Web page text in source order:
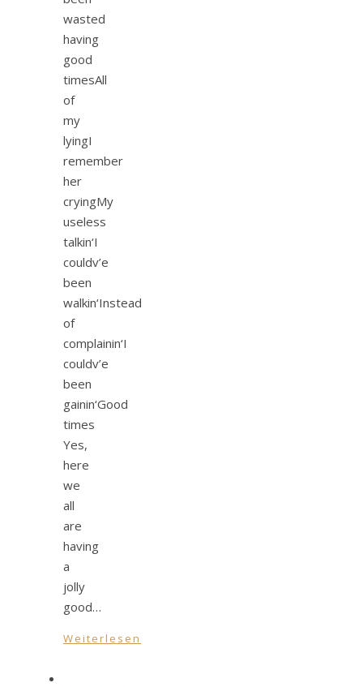
wasted
having
good
timesAll
of
my
lyingI
remember
her
cryingMy
useless
talkin‘I
couldv’e
been
walkin‘Instead
of
complainin‘I
couldv’e
been
gainin‘Good
times
Yes,
here
we
all
are
having
a
jolly
good…
Weiterlesen